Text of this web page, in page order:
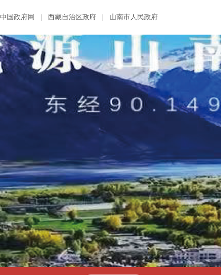
中国政府网 西藏自治区政府 山南市人民政府